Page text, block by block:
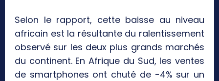
Selon le rapport, cette baisse au niveau
africain est la résultante du ralentissement
observé sur les deux plus grands marchés
du continent. En Afrique du Sud, les ventes
de smartphones ont chuté de -4% sur un